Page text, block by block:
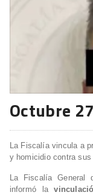
Octubre 27
La Fiscalía vincula a
y homicidio contra sus
La Fiscalía General
informó la